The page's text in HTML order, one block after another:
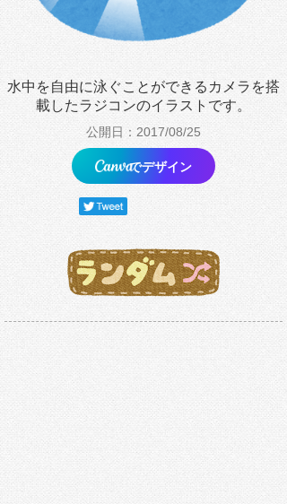
水中を自由に泳ぐことができるカメラを搭
載したラジコンのイラストです。
公開日：2017/08/25
でデザイン